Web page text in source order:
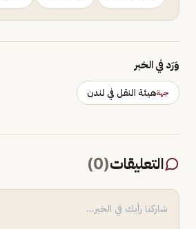
وَرَد في الخبر
جهةهيئة النقل في لندن
التعليقات(
0
)